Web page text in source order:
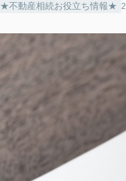
★不動産相続お役立ち情報★